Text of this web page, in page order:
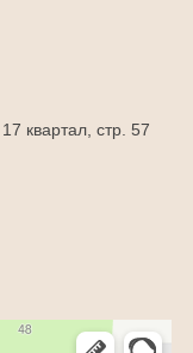
квартал, стр. 57